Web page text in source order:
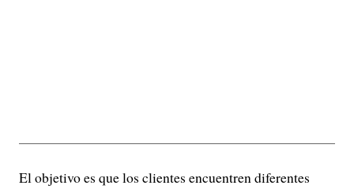
El objetivo es que los clientes encuentren diferentes